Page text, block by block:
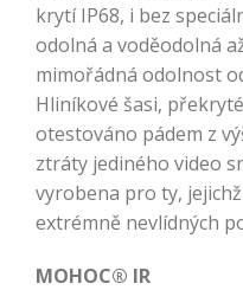
krytí IP68, i bez
odolná a voděodolná
mimořádná odolnost
Hliníkové šasi,
otestováno pádem z
ztráty jediného video
vyrobena pro ty,
extrémně nevlídných
MOHOC® IR